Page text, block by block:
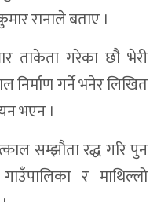
रानाले बताए ।
ताकेता गरेका छौ भेरी
निर्माण गर्ने भनेर लिखित
भएन ।
सम्झौता रद्ध गरि पुन
र माथिल्लो